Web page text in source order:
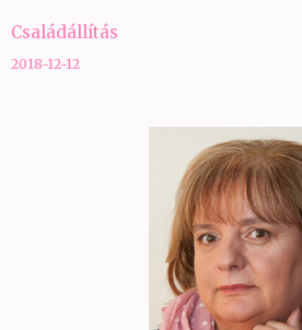
Bejegyzés
navigáció
Családállítás
2018-12-12